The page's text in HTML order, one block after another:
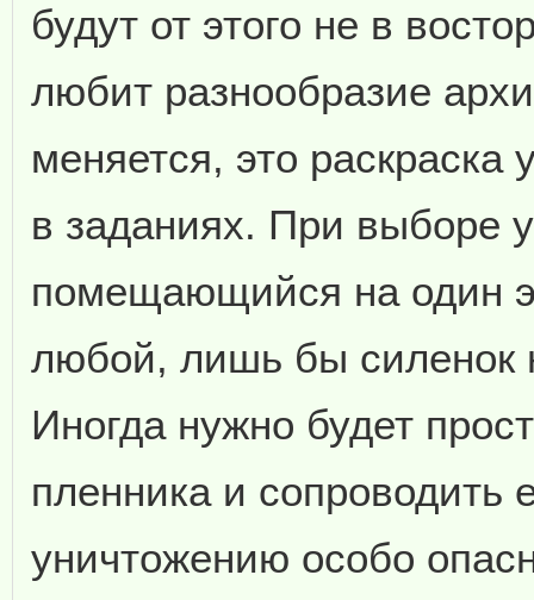
будут от этого не в
любит разнообразие
меняется, это раскраска
в заданиях. При выборе
помещающийся на один
любой, лишь бы силенок
Иногда нужно будет
пленника и сопроводить
уничтожению особо